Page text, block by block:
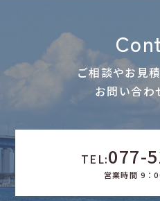
ご相談やお見
お問い合わ
TEL:077-
営業時間 9：